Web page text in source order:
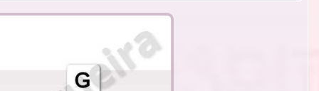
o tubular: tejido glandular (G),
en múltiples rodajas en su polo